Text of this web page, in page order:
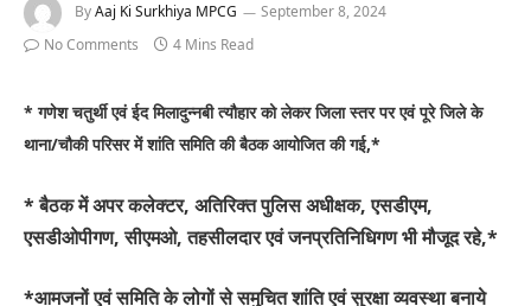
ByAaj Ki Surkhiya MPCG
September 8, 2024
No Comments
4 Mins Read
* गणेश चतुर्थी एवं ईद मिलादुन्नबी त्यौहार को लेकर जिला स्तर पर एवं पूरे जिले के
थाना/चौकी परिसर में शांति समिति की बैठक आयोजित की गई,*
* बैठक में अपर कलेक्टर, अतिरिक्त पुलिस अधीक्षक, एसडीएम,
एसडीओपीगण, सीएमओ, तहसीलदार एवं जनप्रतिनिधिगण भी मौजूद रहे,*
*आमजनों एवं समिति के लोगों से समुचित शांति एवं सुरक्षा व्यवस्था बनाये